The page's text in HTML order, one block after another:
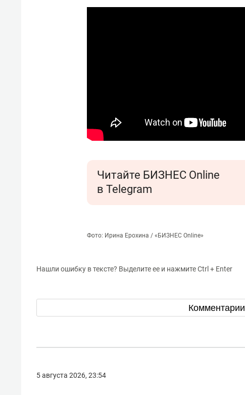
Читайте БИЗНЕС Online
в Telegram
Фото: Ирина Ерохина / «БИЗНЕС Online»
Нашли ошибку в тексте? Выделите ее и нажмите Ctrl + Enter
Комментарии
5 августа 2026, 23:54